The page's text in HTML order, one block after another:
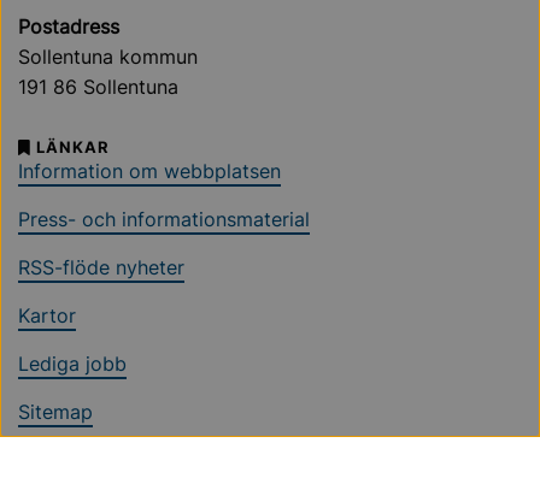
Postadress
Sollentuna kommun
191 86 Sollentuna
LÄNKAR
Information om webbplatsen
Press- och informationsmaterial
RSS-flöde nyheter
Kartor
Lediga jobb
Sitemap